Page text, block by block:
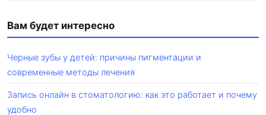
Вам будет интересно
Черные зубы у детей: причины пигментации и
современные методы лечения
Запись онлайн в стоматологию: как это работает и почему
удобно